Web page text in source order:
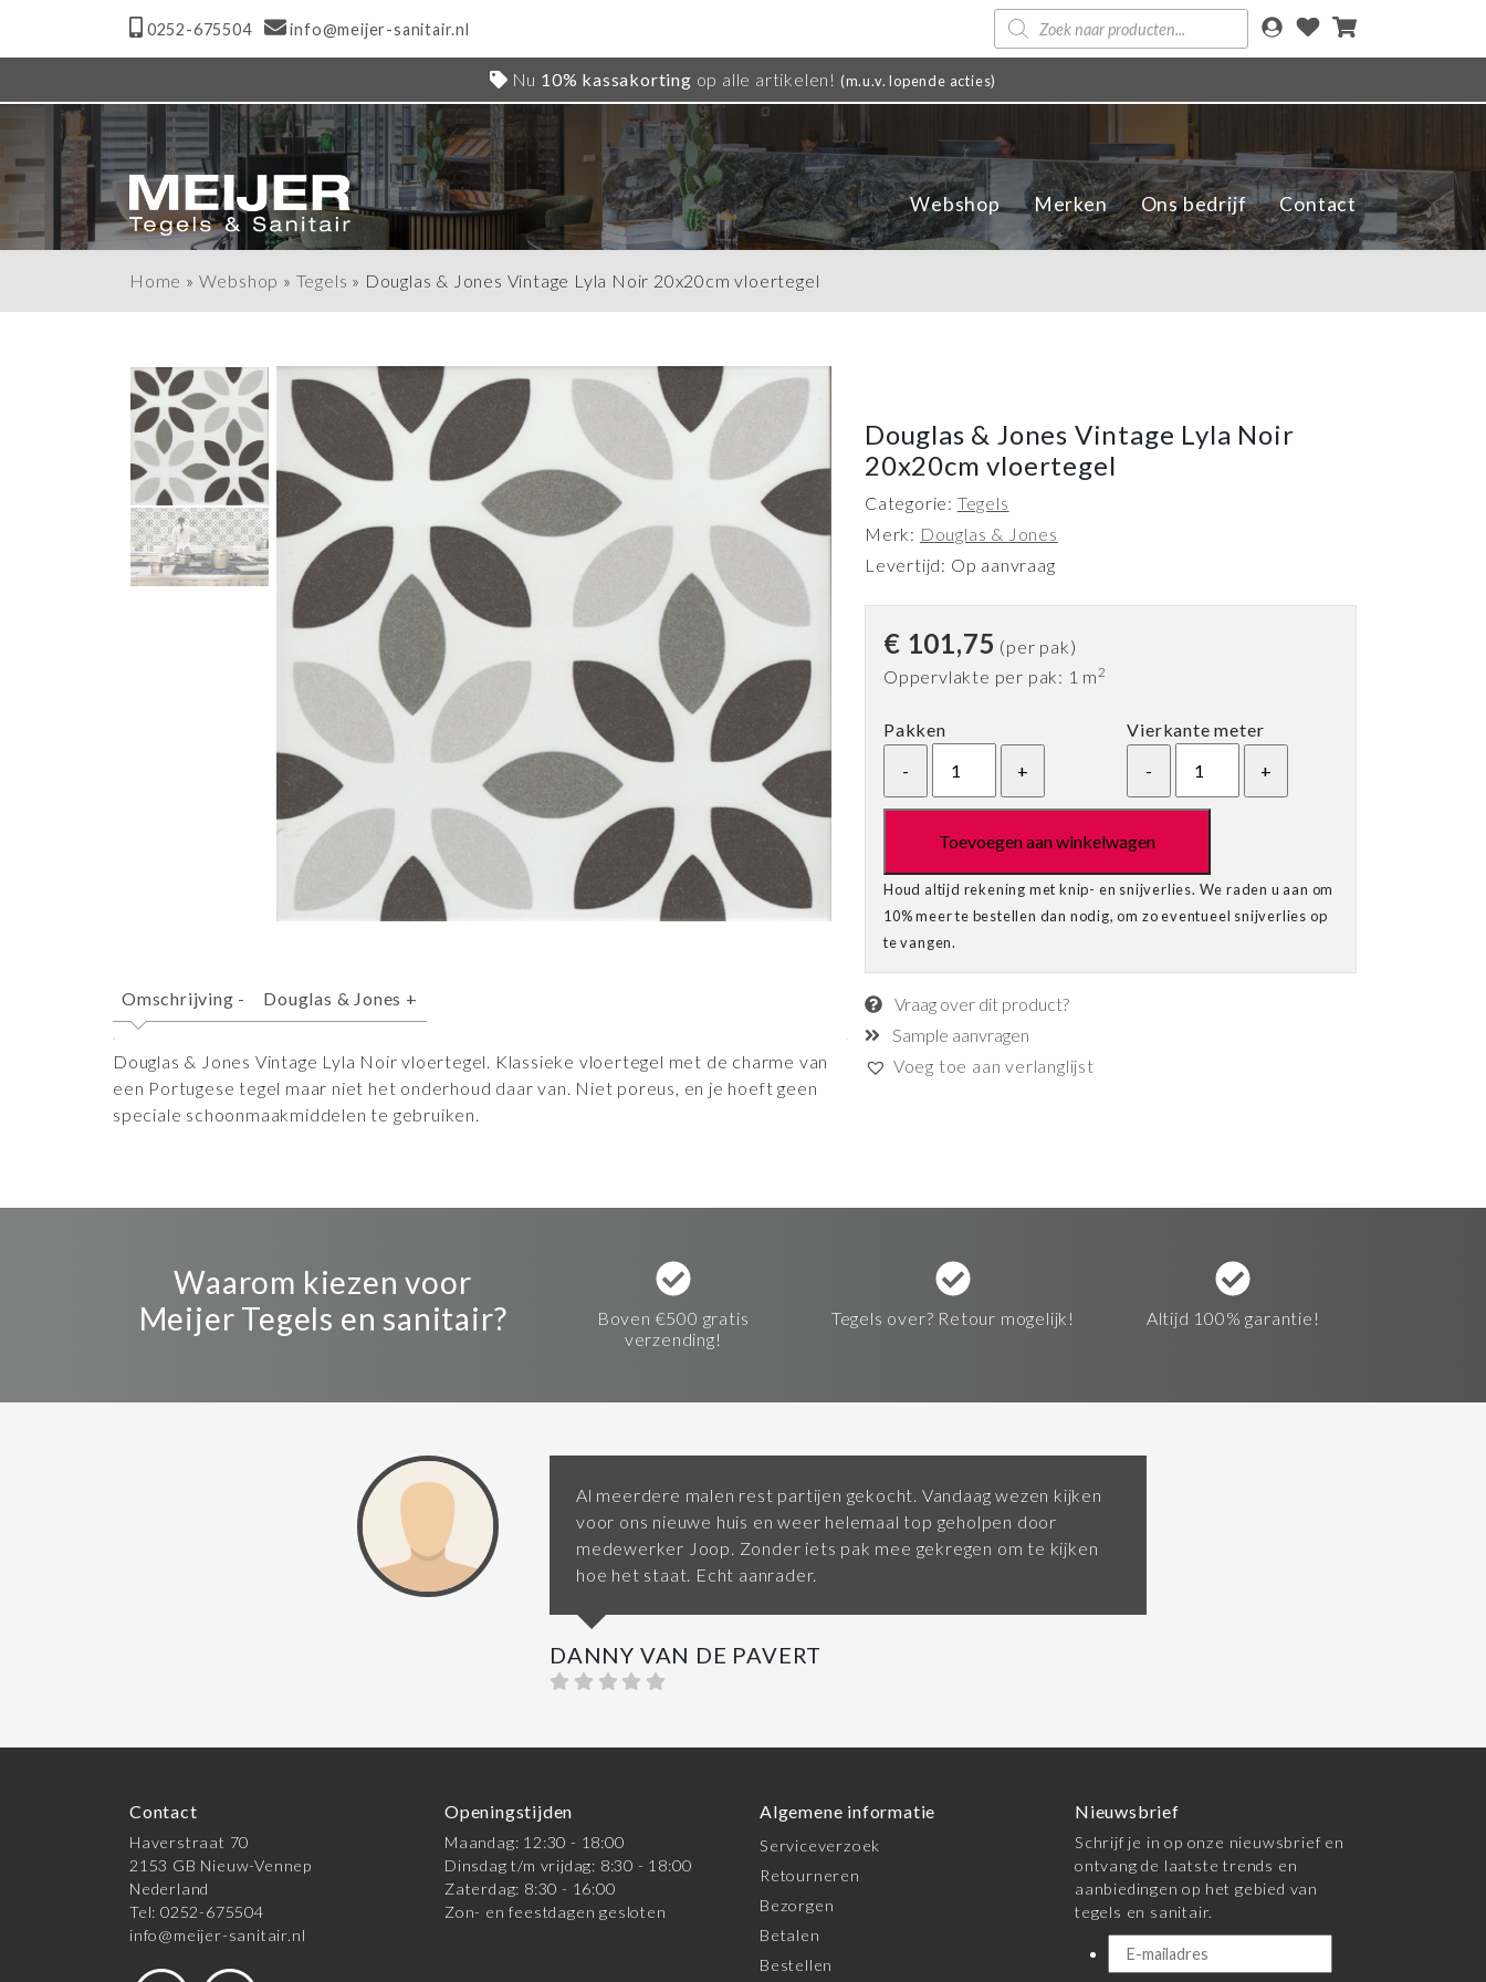
0252-675504 info@meijer-sanitair.nl
Producten
zoeken
Nu 10% kassakorting op alle artikelen! (m.u.v. lopende acties)
Webshop Merken Ons bedrijf Contact
Home » Webshop » Tegels » Douglas & Jones Vintage Lyla Noir 20x20cm vloertegel
Omschrijving - Douglas & Jones +
Douglas & Jones Vintage Lyla Noir vloertegel. Klassieke vloertegel met de charme van
een Portugese tegel maar niet het onderhoud daar van. Niet poreus, en je hoeft geen
speciale schoonmaakmiddelen te gebruiken.
Douglas & Jones Vintage Lyla Noir
20x20cm vloertegel
Categorie: Tegels
Merk: Douglas & Jones
Levertijd: Op aanvraag
€ 101,75 (per pak)
Oppervlakte per pak: 1 m2
Pakken Vierkante meter
Toevoegen aan winkelwagen
Houd altijd rekening met knip- en snijverlies. We raden u aan om
10% meer te bestellen dan nodig, om zo eventueel snijverlies op
te vangen.
Vraag over dit product?
Sample aanvragen
Voeg toe aan verlanglijst
Waarom kiezen voor
Meijer Tegels en sanitair?
Boven €500 gratis
verzending!
Tegels over? Retour mogelijk! Altijd 100% garantie!
Al meerdere malen rest partijen gekocht. Vandaag wezen kijken
voor ons nieuwe huis en weer helemaal top geholpen door
medewerker Joop. Zonder iets pak mee gekregen om te kijken
hoe het staat. Echt aanrader.
DANNY VAN DE PAVERT
Contact
Haverstraat 70
2153 GB Nieuw-Vennep
Nederland
Tel: 0252-675504
info@meijer-sanitair.nl
Openingstijden
Maandag: 12:30 - 18:00
Dinsdag t/m vrijdag: 8:30 - 18:00
Zaterdag: 8:30 - 16:00
Zon- en feestdagen gesloten
Algemene informatie
Serviceverzoek
Retourneren
Bezorgen
Betalen
Bestellen
Nieuwsbrief
Schrijf je in op onze nieuwsbrief en
ontvang de laatste trends en
aanbiedingen op het gebied van
tegels en sanitair.